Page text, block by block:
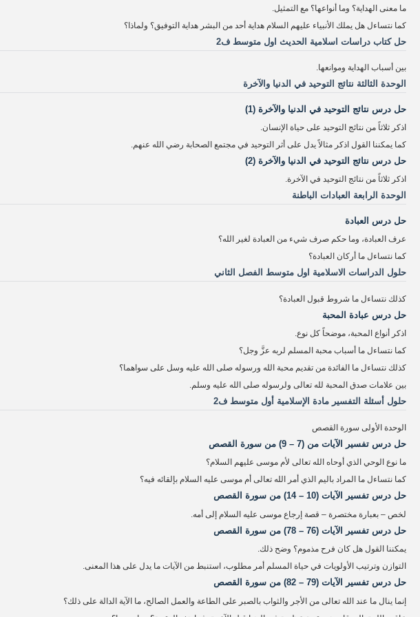
ما معنى الهداية؟ وما أنواعها؟ مع التمثيل.
كما نتساءل هل يملك الأنبياء عليهم السلام هداية أحد من البشر هداية التوفيق؟ ولماذا؟
حل كتاب دراسات اسلامية الحديث اول متوسط ف2
بين أسباب الهداية وموانعها.
الوحدة الثالثة نتائج التوحيد في الدنيا والآخرة
حل درس نتائج التوحيد في الدنيا والآخرة (1)
اذكر ثلاثاً من نتائج التوحيد على حياة الإنسان.
كما يمكننا القول اذكر مثالاً يدل على أثر التوحيد في مجتمع الصحابة رضي الله عنهم.
حل درس نتائج التوحيد في الدنيا والآخرة (2)
اذكر ثلاثاً من نتائج التوحيد في الآخرة.
الوحدة الرابعة العبادات الباطنة
حل درس العبادة
عرف العبادة، وما حكم صرف شيء من العبادة لغير الله؟
كما نتساءل ما أركان العبادة؟
حلول الدراسات الاسلامية اول متوسط الفصل الثاني
كذلك نتساءل ما شروط قبول العبادة؟
حل درس عبادة المحبة
اذكر أنواع المحبة، موضحاً كل نوع.
كما نتساءل ما أسباب محبة المسلم لربه عزَّ وجل؟
كذلك نتساءل ما الفائدة من تقديم محبة الله ورسوله صلى الله عليه وسل على سواهما؟
بين علامات صدق المحبة لله تعالى ولرسوله صلى الله عليه وسلم.
حلول أسئلة التفسير مادة الإسلامية أول متوسط ف2
الوحدة الأولى سورة القصص
حل درس تفسير الآيات من (7 – 9) من سورة القصص
ما نوع الوحي الذي أوحاه الله تعالى لأم موسى عليهم السلام؟
كما نتساءل ما المراد باليم الذي أمر الله تعالى أم موسى عليه السلام بإلقائه فيه؟
حل درس تفسير الآيات (10 – 14) من سورة القصص
لخص – بعبارة مختصرة – قصة إرجاع موسى عليه السلام إلى أمه.
حل درس تفسير الآيات (76 – 78) من سورة القصص
يمكننا القول هل كان فرح مذموم؟ وضح ذلك.
التوازن وترتيب الأولويات في حياة المسلم أمر مطلوب، استنبط من الآيات ما يدل على هذا المعنى.
حل درس تفسير الآيات (79 – 82) من سورة القصص
إنما ينال ما عند الله تعالى من الأجر والثواب بالصبر على الطاعة والعمل الصالح، ما الآية الدالة على ذلك؟